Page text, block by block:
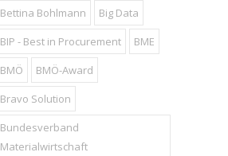
Bettina Bohlmann
Big Data
BIP - Best in Procurement
BME
BMÖ
BMÖ-Award
Bravo Solution
Bundesverband
Materialwirtschaft